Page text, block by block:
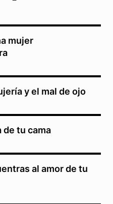
mujer
y el mal de ojo
de tu cama
al amor de tu